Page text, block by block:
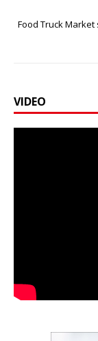
Food Truck
VIDEO